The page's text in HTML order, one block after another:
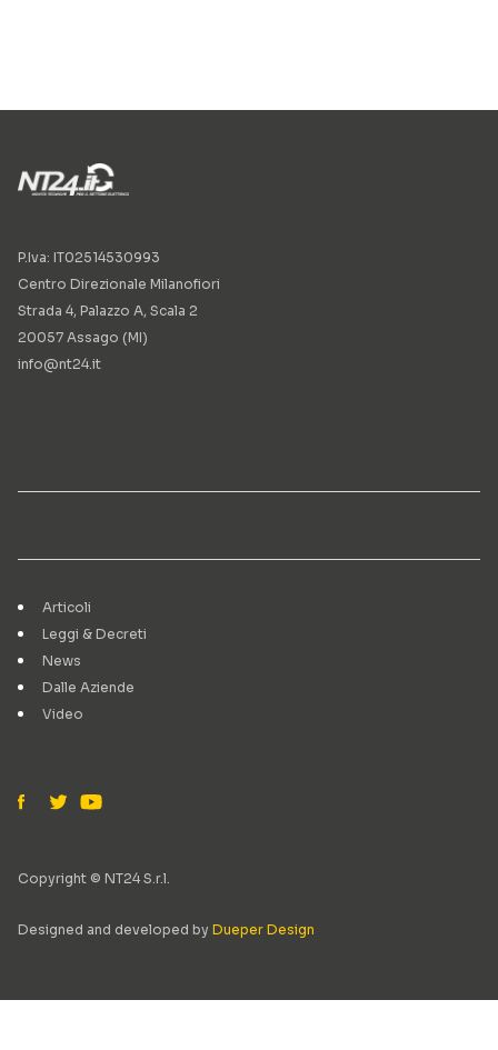
P.Iva: IT02514530993
Centro Direzionale Milanofiori
Strada 4, Palazzo A, Scala 2
20057 Assago (MI)
info@nt24.it
Articoli
Leggi & Decreti
News
Dalle Aziende
Video
Copyright © NT24 S.r.l.
Designed and developed by Dueper Design